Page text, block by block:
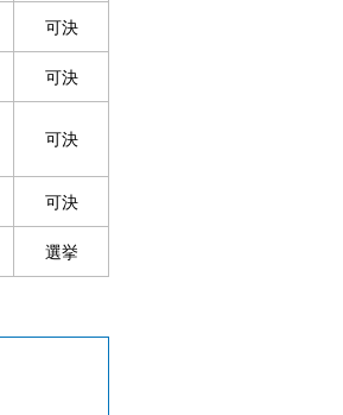
可決
可決
可決
可決
選挙